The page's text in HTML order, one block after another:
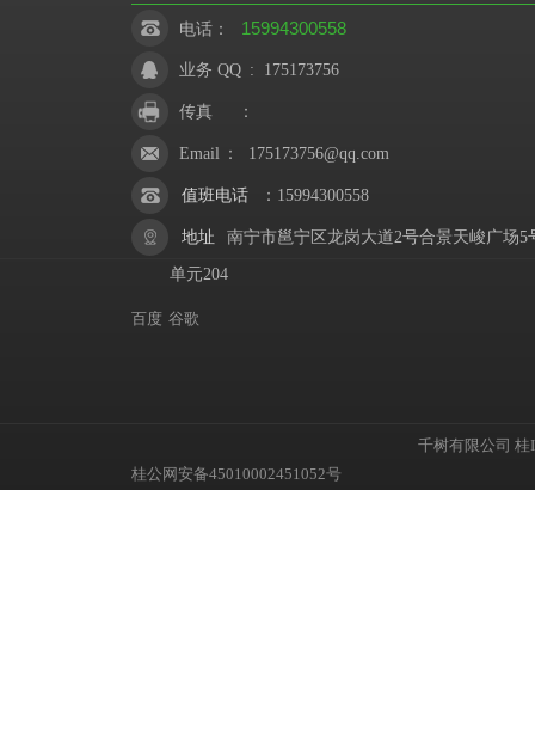
电话： 15994300558
业务 QQ : 175173756
传真 ：
Email ： 175173756@qq.com
值班电话 ： 15994300558
地址 南宁市邕宁区龙岗大道2号合景天峻广场5
单元204
百度 谷歌
千树有限公司 桂
桂公网安备45010002451052号